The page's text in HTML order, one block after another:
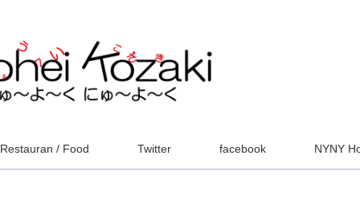
Restauran / Food Twitter facebook NYNY